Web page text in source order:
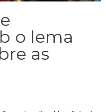
o lema
as